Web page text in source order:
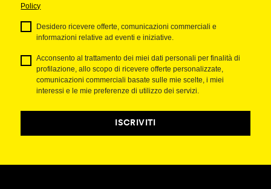
Policy
Desidero ricevere offerte, comunicazioni commerciali e
informazioni relative ad eventi e iniziative.
Acconsento al trattamento dei miei dati personali per finalità di
profilazione, allo scopo di ricevere offerte personalizzate,
comunicazioni commerciali basate sulle mie scelte, i miei
interessi e le mie preferenze di utilizzo dei servizi.
ISCRIVITI